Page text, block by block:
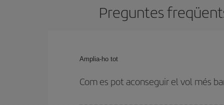
Preguntes
Amplia-ho tot
Com es pot aconseguir el vol més